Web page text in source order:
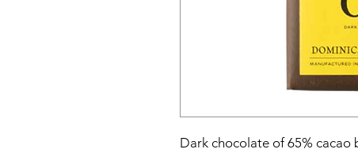
Dark chocolate of 65% cacao